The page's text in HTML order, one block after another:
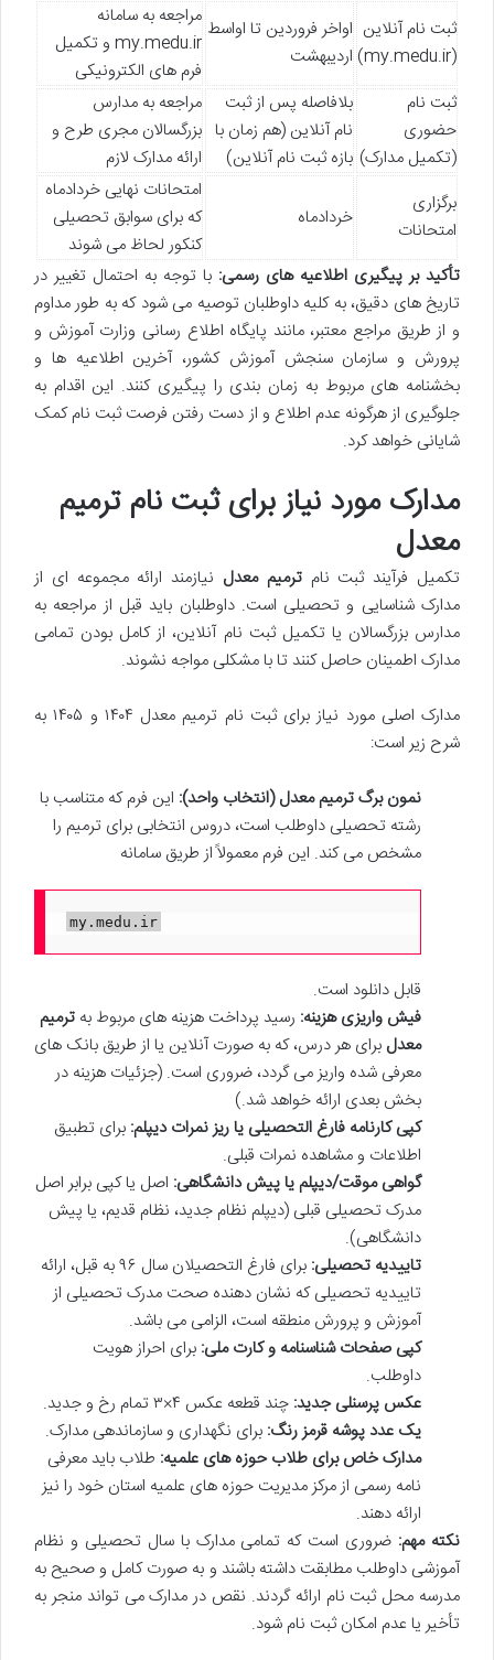
ثبت نام آنلاین
(my.medu.ir)
اواخر فروردین تا اواسط
اردیبهشت
مراجعه به سامانه
my.medu.ir و تکمیل
فرم های الکترونیکی
ثبت نام
حضوری
(تکمیل مدارک)
بلافاصله پس از ثبت
نام آنلاین (هم زمان با
بازه ثبت نام آنلاین)
مراجعه به مدارس
بزرگسالان مجری طرح و
ارائه مدارک لازم
برگزاری
امتحانات
خردادماه
امتحانات نهایی خردادماه
که برای سوابق تحصیلی
کنکور لحاظ می شوند
تأکید بر پیگیری اطلاعیه های رسمی: با توجه به احتمال تغییر در
تاریخ های دقیق، به کلیه داوطلبان توصیه می شود که به طور مداوم
و از طریق مراجع معتبر، مانند پایگاه اطلاع رسانی وزارت آموزش و
پرورش و سازمان سنجش آموزش کشور، آخرین اطلاعیه ها و
بخشنامه های مربوط به زمان بندی را پیگیری کنند. این اقدام به
جلوگیری از هرگونه عدم اطلاع و از دست رفتن فرصت ثبت نام کمک
شایانی خواهد کرد.
مدارک مورد نیاز برای ثبت نام ترمیم
معدل
تکمیل فرآیند ثبت نامترمیم معدل نیازمند ارائه مجموعه ای از
مدارک شناسایی و تحصیلی است. داوطلبان باید قبل از مراجعه به
مدارس بزرگسالان یا تکمیل ثبت نام آنلاین، از کامل بودن تمامی
مدارک اطمینان حاصل کنند تا با مشکلی مواجه نشوند.
مدارک اصلی مورد نیاز برای ثبت نام ترمیم معدل ۱۴۰۴ و ۱۴۰۵ به
شرح زیر است:
نمون برگ ترمیم معدل (انتخاب واحد): این فرم که متناسب با
رشته تحصیلی داوطلب است، دروس انتخابی برای ترمیم را
مشخص می کند. این فرم معمولاً از طریق سامانه
my.medu.ir
قابل دانلود است.
فیش واریزی هزینه: رسید پرداخت هزینه های مربوط به ترمیم
معدل برای هر درس، که به صورت آنلاین یا از طریق بانک های
معرفی شده واریز می گردد، ضروری است. (جزئیات هزینه در
بخش بعدی ارائه خواهد شد.)
کپی کارنامه فارغ التحصیلی یا ریز نمرات دیپلم: برای تطبیق
اطلاعات و مشاهده نمرات قبلی.
گواهی موقت/دیپلم یا پیش دانشگاهی: اصل یا کپی برابر اصل
مدرک تحصیلی قبلی (دیپلم نظام جدید، نظام قدیم، یا پیش
دانشگاهی).
تاییدیه تحصیلی:
برای فارغ التحصیلان سال ۹۶ به قبل، ارائه
تاییدیه تحصیلی که نشان دهنده صحت مدرک تحصیلی از
آموزش و پرورش منطقه است، الزامی می باشد.
کپی صفحات شناسنامه و کارت ملی: برای احراز هویت
داوطلب.
عکس پرسنلی جدید: چند قطعه عکس ۴×۳ تمام رخ و جدید.
یک عدد پوشه قرمز رنگ: برای نگهداری و سازماندهی مدارک.
مدارک خاص برای طلاب حوزه های علمیه: طلاب باید معرفی
نامه رسمی از مرکز مدیریت حوزه های علمیه استان خود را نیز
ارائه دهند.
نکته مهم: ضروری است که تمامی مدارک با سال تحصیلی و نظام
آموزشی داوطلب مطابقت داشته باشند و به صورت کامل و صحیح به
مدرسه محل ثبت نام ارائه گردند. نقص در مدارک می تواند منجر به
تأخیر یا عدم امکان ثبت نام شود.